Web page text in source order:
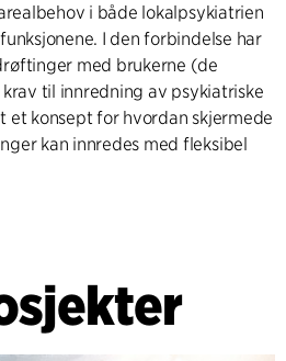
i både lokalpsykiatrien
I den forbindelse har
med brukerne (de
til innredning av psykiatriske
et konsept for hvordan skjermede
kan innredes med fleksibel